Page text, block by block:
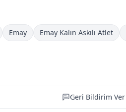
Emay Emay Kalın Askılı Atlet
Geri Bildirim Ver